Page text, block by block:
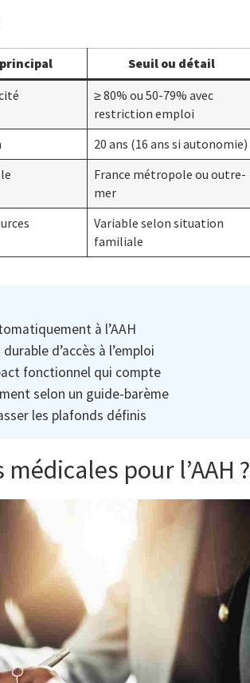
Seuil ou détail
≥ 80% ou 50-79% avec
restriction emploi
20 ans (16 ans si autonomie)
France métropole ou outre-
mer
Variable selon situation
familiale
à l’AAH
d’accès à l’emploi
fonctionnel qui compte
selon un guide-barème
les plafonds définis
pour l’AAH ?